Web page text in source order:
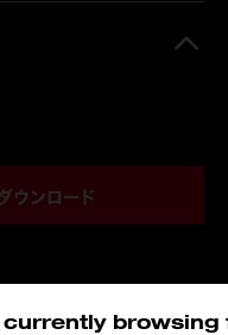
ウンロード